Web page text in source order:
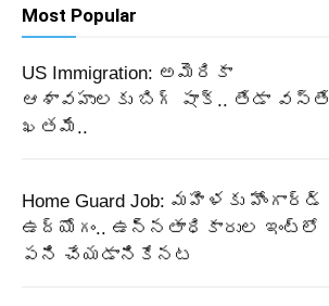
Most Popular
US Immigration: అమెరికా
ఆశావహులకు బిగ్ షాక్.. తేడా వస్తే
ఖతమే..
Home Guard Job: మహిళకు హోంగార్డ్
ఉద్యోగం.. ఉన్నతాధికారుల ఇంట్లో
పని చేయడానికేనట